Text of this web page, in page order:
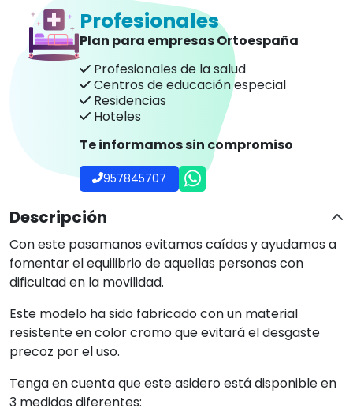
Profesionales
Plan para empresas Ortoespaña
Profesionales de la salud
Centros de educación especial
Residencias
Hoteles
Te informamos sin compromiso
957845707
Descripción
Con este pasamanos evitamos caídas y ayudamos a
fomentar el equilibrio de aquellas personas con
dificultad en la movilidad.
Este modelo ha sido fabricado con un material
resistente en color cromo que evitará el desgaste
precoz por el uso.
Tenga en cuenta que este asidero está disponible en
3 medidas diferentes: